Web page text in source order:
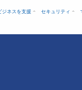
ジネスを支援 セキュリティ